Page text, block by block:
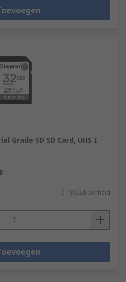
Grade SD SD Card, UHS I
€ 186,24/eenheid